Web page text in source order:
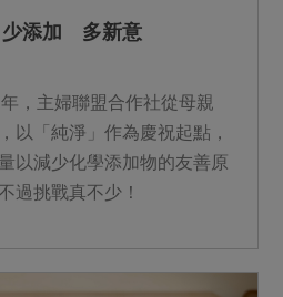
少添加 多新意
，主婦聯盟合作社從母親
以「純淨」作為慶祝起點，
以減少化學添加物的友善原
過挑戰真不少！